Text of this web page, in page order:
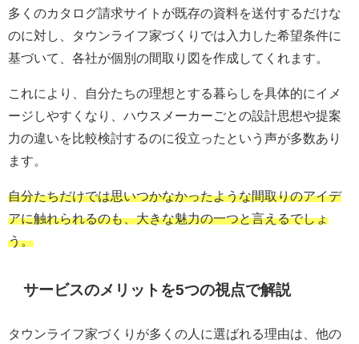
多くのカタログ請求サイトが既存の資料を送付するだけな
のに対し、タウンライフ家づくりでは入力した希望条件に
基づいて、各社が個別の間取り図を作成してくれます。
これにより、自分たちの理想とする暮らしを具体的にイメ
ージしやすくなり、ハウスメーカーごとの設計思想や提案
力の違いを比較検討するのに役立ったという声が多数あり
ます。
自分たちだけでは思いつかなかったような間取りのアイデ
アに触れられるのも、大きな魅力の一つと言えるでしょ
う。
サービスのメリットを5つの視点で解説
タウンライフ家づくりが多くの人に選ばれる理由は、他の